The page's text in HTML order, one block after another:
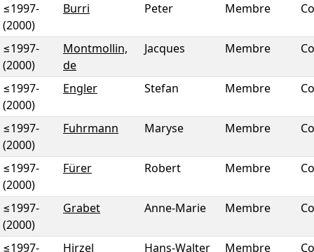
≤1997-
(2000)
Burri Peter Membre
≤1997-
(2000)
Montmollin,
de
Jacques Membre
≤1997-
(2000)
Engler Stefan Membre
≤1997-
(2000)
Fuhrmann Maryse Membre
≤1997-
(2000)
Fürer Robert Membre
≤1997-
(2000)
Grabet Anne-Marie Membre
≤1997-
Hirzel Hans-Walter Membre